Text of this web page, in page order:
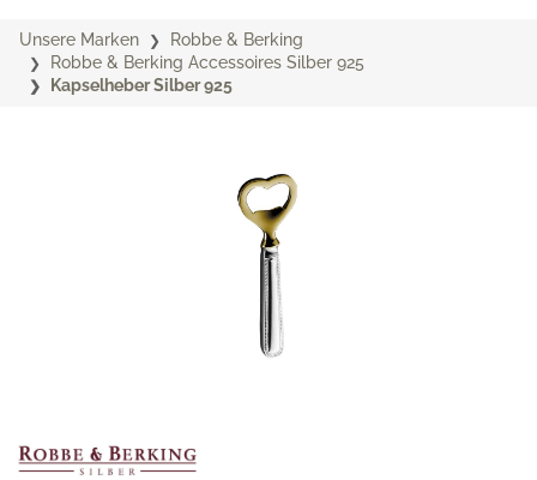
Unsere Marken
Robbe & Berking
Robbe & Berking Accessoires Silber 925
Kapselheber Silber 925